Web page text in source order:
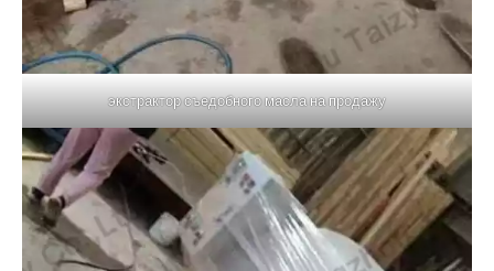
экстрактор съедобного масла на продажу